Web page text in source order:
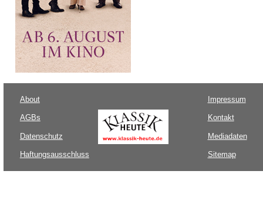
About
AGBs
Datenschutz
Haftungsausschluss
Impressum
Kontakt
Mediadaten
Sitemap